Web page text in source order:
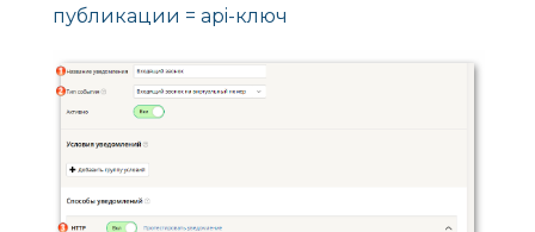
публикации = api-ключ